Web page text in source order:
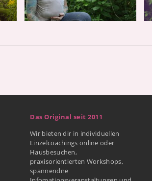
Das Original seit 2011
Wir bieten dir in individuellen
Einzelcoachings online oder
Hausbesuchen,
praxisorientierten Workshops,
spannendne